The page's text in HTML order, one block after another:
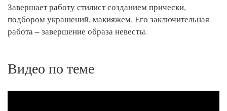
Завершает работу стилист созданием прически,
подбором украшений, макияжем. Его заключительная
работа – завершение образа невесты.
Видео по теме